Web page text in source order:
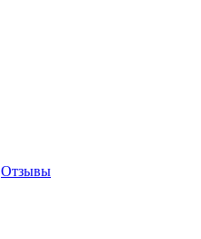
Отзывы